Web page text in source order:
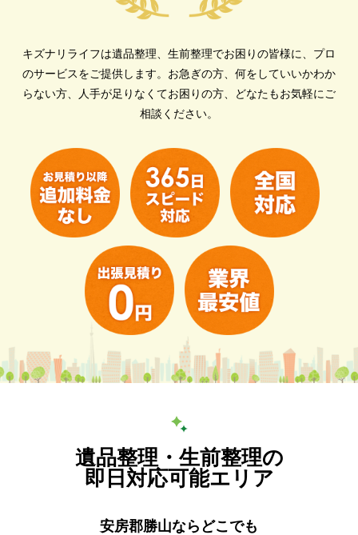
キズナリライフは遺品整理、生前整理でお困りの皆様に、プロ
のサービスをご提供します。 お急ぎの方、何をしていいかわか
らない方、人手が足りなくてお困りの方、どなたもお気軽にご
相談ください。
遺品整理・生前整理の
即日対応可能エリア
安房郡勝山ならどこでも